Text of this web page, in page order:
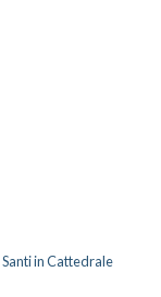
Santi in Cattedrale